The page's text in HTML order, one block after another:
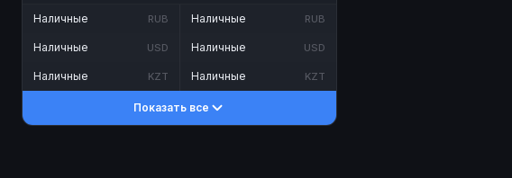
Наличные RUB
Наличные USD
Наличные KZT
Наличные RUB
Наличные USD
Наличные KZT
Показать все